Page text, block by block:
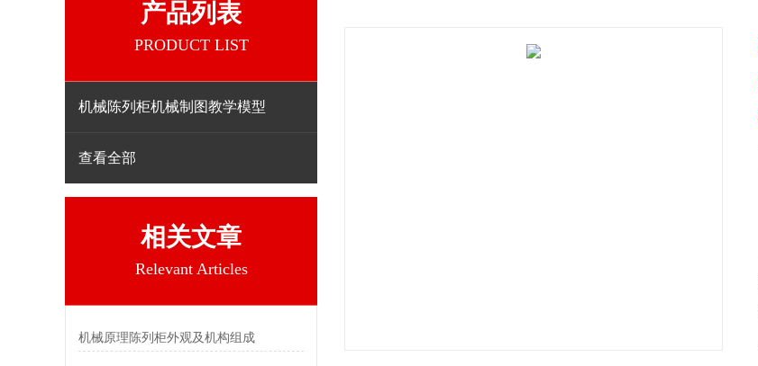
产品列表
PRODUCT LIST
机械陈列柜机械制图教学模型
查看全部
相关文章
Relevant Articles
机械原理陈列柜外观及机构组成